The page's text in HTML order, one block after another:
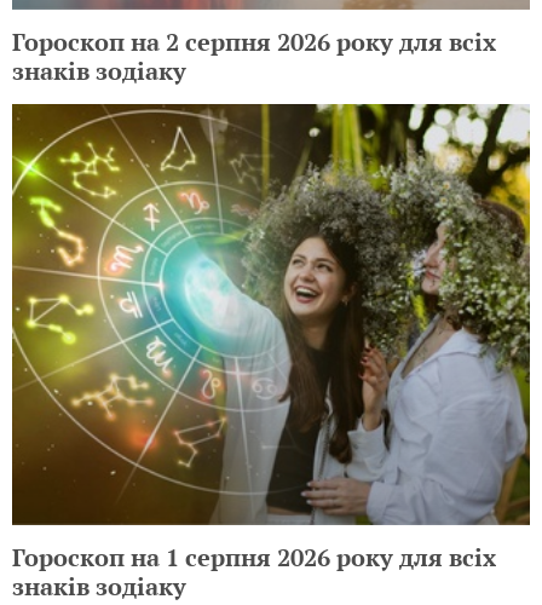
Гороскоп на 2 серпня 2026 року для всіх
знаків зодіаку
Гороскоп на 1 серпня 2026 року для всіх
знаків зодіаку